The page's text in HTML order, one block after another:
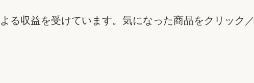
る収益を受けています。気になった商品をクリック